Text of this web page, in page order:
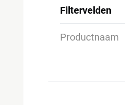
Filtervelden
Productnaam